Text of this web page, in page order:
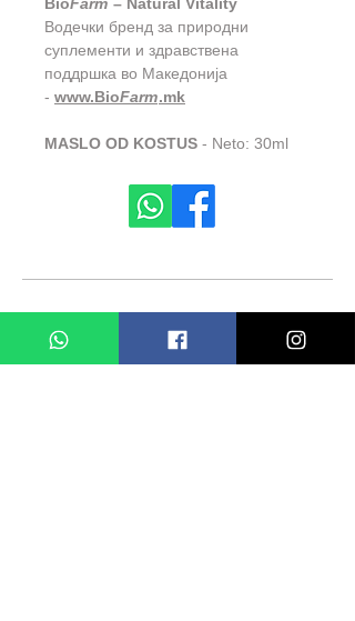
BioFarm – Natural Vitality
Водечки бренд за природни
суплементи и здравствена
поддршка во Македонија
- www.BioFarm.mk
MASLO OD KOSTUS - Neto: 30ml
СЛИЧНИ ПРОДУКТИ